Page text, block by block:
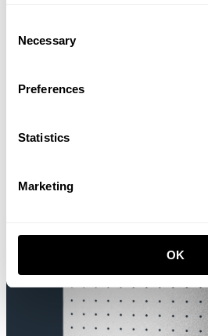
Selection
Necessary
Preferences
Statistics
Marketing
OK